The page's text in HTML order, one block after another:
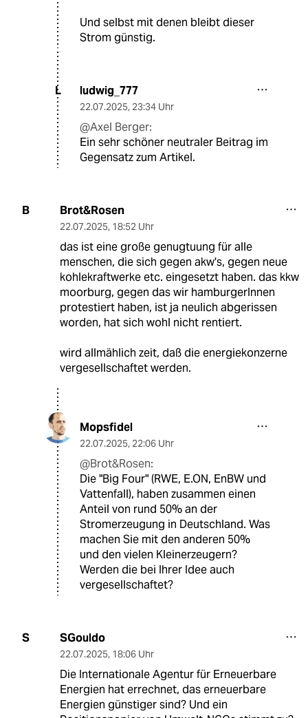
Und selbst mit denen bleibt dieser
Strom günstig.
L ludwig_777
22.07.2025, 23:34 Uhr
@Axel Berger:
Ein sehr schöner neutraler Beitrag im
Gegensatz zum Artikel.
B Brot&Rosen
22.07.2025, 18:52 Uhr
das ist eine große genugtuung für alle
menschen, die sich gegen akw's, gegen neue
kohlekraftwerke etc. eingesetzt haben. das kkw
moorburg, gegen das wir hamburgerInnen
protestiert haben, ist ja neulich abgerissen
worden, hat sich wohl nicht rentiert.
wird allmählich zeit, daß die energiekonzerne
vergesellschaftet werden.
Mopsfidel
22.07.2025, 22:06 Uhr
@Brot&Rosen:
Die "Big Four" (RWE, E.ON, EnBW und
Vattenfall), haben zusammen einen
Anteil von rund 50% an der
Stromerzeugung in Deutschland. Was
machen Sie mit den anderen 50%
und den vielen Kleinerzeugern?
Werden die bei Ihrer Idee auch
vergesellschaftet?
S SGouldo
22.07.2025, 18:06 Uhr
Die Internationale Agentur für Erneuerbare
Energien hat errechnet, das erneuerbare
Energien günstiger sind? Und ein